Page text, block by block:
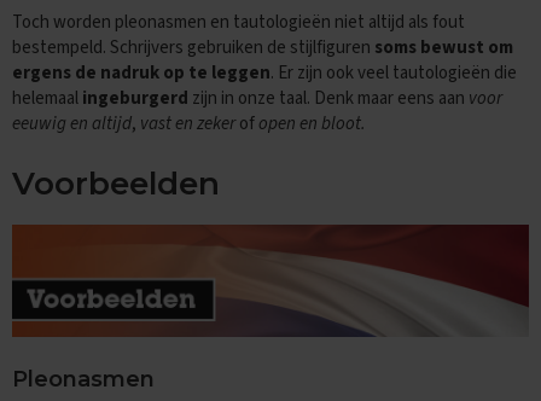
e
n
e
x
a
n
c
o
n
o
i
Toch worden pleonasmen en tautologieën niet altijd als fout
bestempeld. Schrijvers gebruiken de stijlfiguren soms bewust om
ergens de nadruk op te leggen. Er zijn ook veel tautologieën die
helemaalingeburgerd zijn in onze taal. Denk maar eens aan voor
eeuwig en altijd, vast en zekerofopen en bloot.
Voorbeelden
Pleonasmen